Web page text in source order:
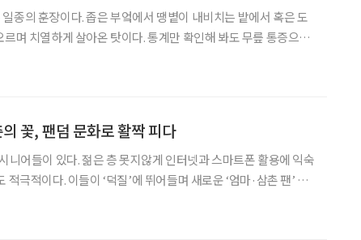
종의 훈장이다. 좁은 부엌에서 땡볕이 내비치는 밭에서 혹은 도
며 치열하게 살아온 탓이다. 통계만 확인해 봐도 무릎 통증으로
꽃, 팬덤 문화로 활짝 피다
니어들이 있다. 젊은 층 못지않게 인터넷과 스마트폰 활용에 익숙
극적이다. 이들이 ‘덕질’에 뛰어들며 새로운 ‘엄마·삼촌 팬’ 문